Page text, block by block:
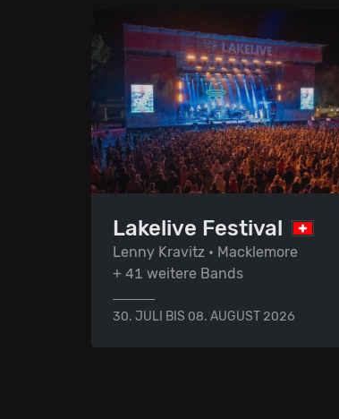
Lakelive Festival
Lenny Kravitz • Macklemore
+ 41 weitere Bands
30. JULI BIS 08. AUGUST 2026